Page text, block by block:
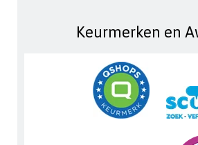
Keurmerken en